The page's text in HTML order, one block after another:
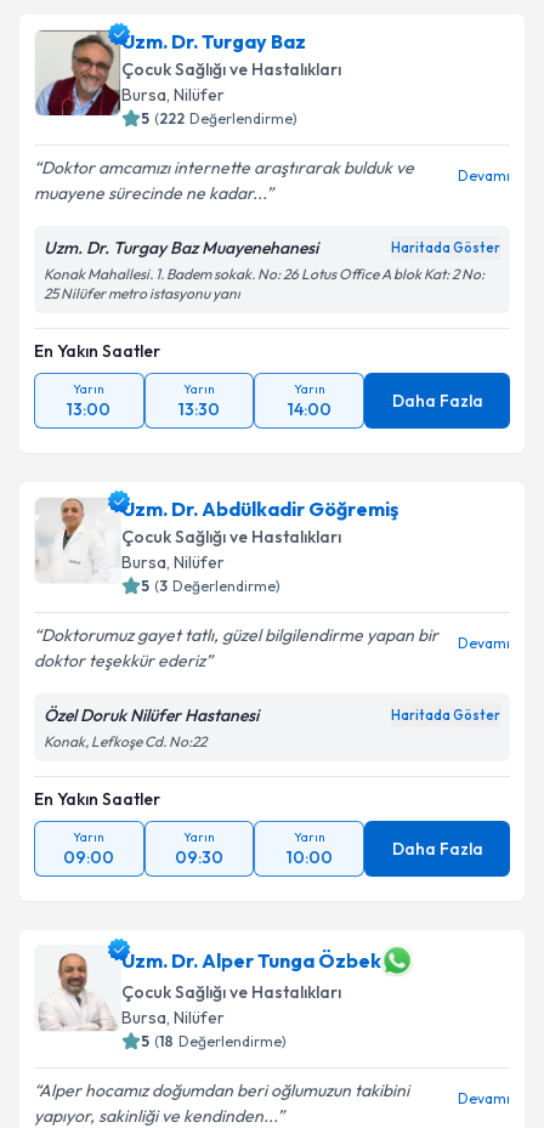
Uzm. Dr. Turgay Baz
Çocuk Sağlığı ve Hastalıkları
Bursa, Nilüfer
5 (222 Değerlendirme)
Doktor amcamızı internette araştırarak bulduk ve
muayene sürecinde ne kadar...
Devamı
Uzm. Dr. Turgay Baz Muayenehanesi Haritada Göster
Konak Mahallesi. 1. Badem sokak. No: 26 Lotus Office A blok Kat: 2 No:
25 Nilüfer metro istasyonu yanı
En Yakın Saatler
Yarın
13:00
Yarın
13:30
Yarın
14:00 Daha Fazla
Uzm. Dr. Abdülkadir Göğremiş
Çocuk Sağlığı ve Hastalıkları
Bursa, Nilüfer
5 (3 Değerlendirme)
Doktorumuz gayet tatlı, güzel bilgilendirme yapan bir
doktor teşekkür ederiz
Devamı
Özel Doruk Nilüfer Hastanesi Haritada Göster
Konak, Lefkoşe Cd. No:22
En Yakın Saatler
Yarın
09:00
Yarın
09:30
Yarın
10:00 Daha Fazla
Uzm. Dr. Alper Tunga Özbek
Çocuk Sağlığı ve Hastalıkları
Bursa, Nilüfer
5 (18 Değerlendirme)
Alper hocamız doğumdan beri oğlumuzun takibini
yapıyor, sakinliği ve kendinden...
Devamı